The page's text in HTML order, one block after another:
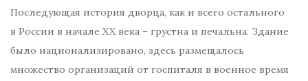
Последующая история дворца, как и всего остального
в России в начале XX века – грустна и печальна. Здание
было национализировано, здесь размещалось
множество организаций от госпиталя в военное время